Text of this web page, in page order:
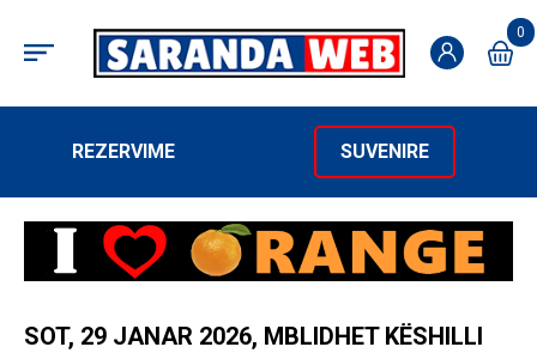
0
REZERVIME SUVENIRE
SOT, 29 JANAR 2026, MBLIDHET KËSHILLI